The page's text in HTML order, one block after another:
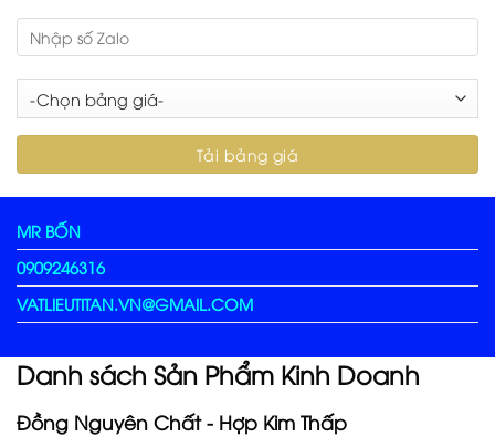
MR BỐN
0909246316
VATLIEUTITAN.VN@GMAIL.COM
Danh sách Sản Phẩm Kinh Doanh
Đồng Nguyên Chất - Hợp Kim Thấp